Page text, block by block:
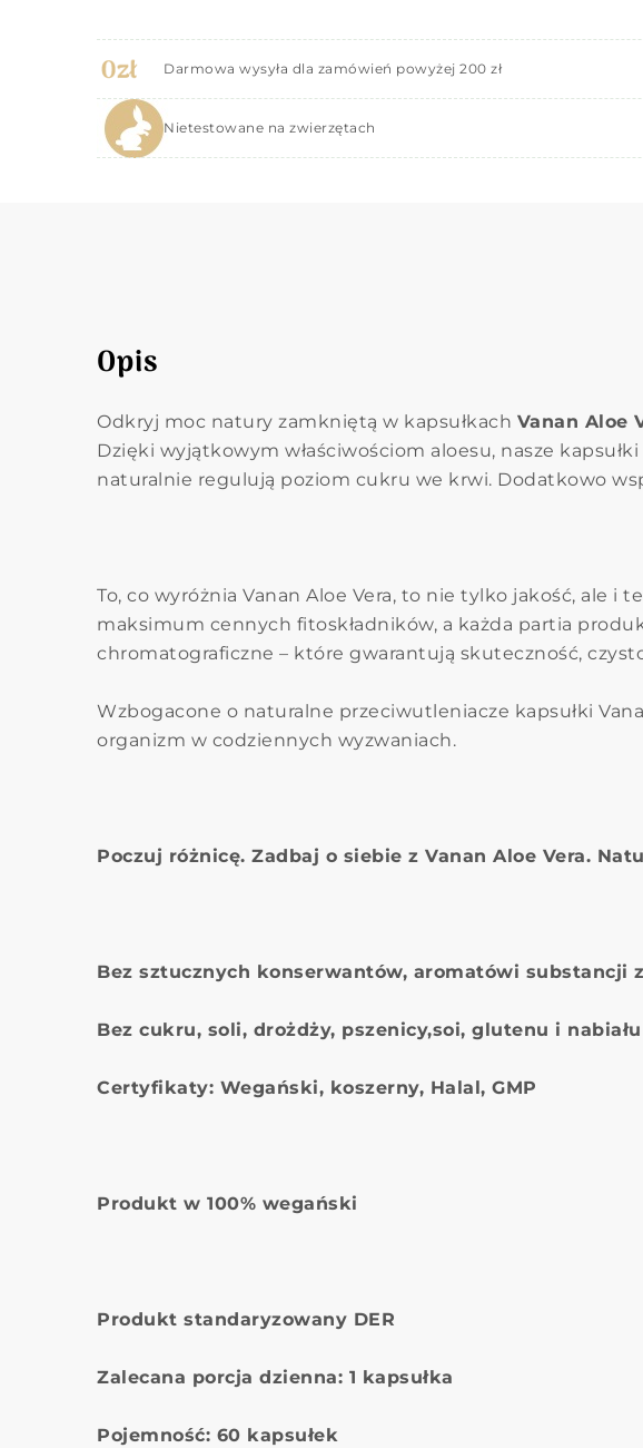
Darmowa wysyła dla zamówień powyżej 200 zł
Nietestowane na zwierzętach
Opis
Odkryj moc natury zamkniętą w kapsułkach Vanan Aloe
Dzięki wyjątkowym właściwościom aloesu, nasze
naturalnie regulują poziom cukru we krwi. Dodatkowo
To, co wyróżnia Vanan Aloe Vera, to nie tylko jakość, ale
maksimum cennych fitoskładników, a każda partia
chromatograficzne – które gwarantują skuteczność,
Wzbogacone o naturalne przeciwutleniacze kapsułki
organizm w codziennych wyzwaniach.
Poczuj różnicę. Zadbaj o siebie z Vanan Aloe Vera.
Bez sztucznych konserwantów, aromatówi substancji
Bez cukru, soli, drożdży, pszenicy,soi, glutenu i nabiału
Certyfikaty: Wegański, koszerny, Halal, GMP
Produkt w 100% wegański
Produkt standaryzowany DER
Zalecana porcja dzienna: 1 kapsułka
Pojemność: 60 kapsułek